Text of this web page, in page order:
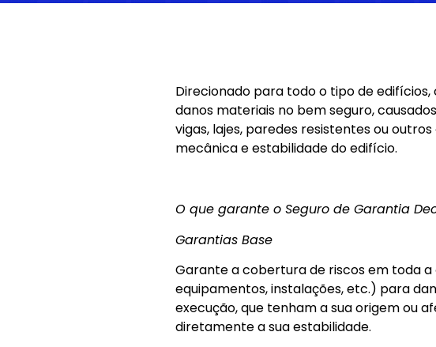
Direcionado para todo o tipo de edifícios,
danos materiais no bem seguro,
vigas, lajes, paredes resistentes ou
mecânica e estabilidade do edifício.
O que garante o Seguro de Garantia
Garantias Base
Garante a cobertura de riscos em toda
equipamentos, instalações, etc.) para
execução, que tenham a sua origem ou
diretamente a sua estabilidade.